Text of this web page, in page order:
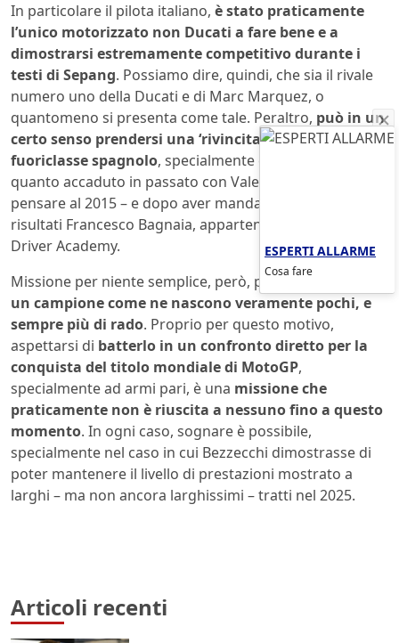
In particolare il pilota italiano, è stato praticamente
l’unico motorizzato non Ducati a fare bene e a
dimostrarsi estremamente competitivo durante i
testi di Sepang. Possiamo dire, quindi, che sia il rivale
numero uno della Ducati e di Marc Marquez, o
quantomeno si presenta come tale. Peraltro, può in un
certo senso prendersi una ‘rivincita italiana’ sul
fuoriclasse spagnolo, specialmente considerando
quanto accaduto in passato con Valentino Rossi – basti
pensare al 2015 – e dopo aver mandato in crisi di
risultati Francesco Bagnaia, appartentente alla VR46
Driver Academy.
Missione per niente semplice, però, perchéMarquez è
un campione come ne nascono veramente pochi, e
sempre più di rado. Proprio per questo motivo,
aspettarsi di batterlo in un confronto diretto per la
conquista del titolo mondiale di MotoGP,
specialmente ad armi pari, è una missione che
praticamente non è riuscita a nessuno fino a questo
momento. In ogni caso, sognare è possibile,
specialmente nel caso in cui Bezzecchi dimostrasse di
poter mantenere il livello di prestazioni mostrato a
larghi – ma non ancora larghissimi – tratti nel 2025.
Articoli recenti
ESPERTI ALLARME
Cosa fare